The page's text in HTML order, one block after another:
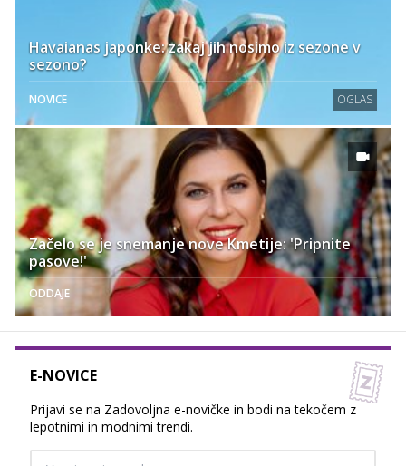
Havaianas japonke: zakaj jih nosimo iz sezone v
sezono?
NOVICE OGLAS
Začelo se je snemanje nove Kmetije: 'Pripnite
pasove!'
ODDAJE
E-NOVICE
Prijavi se na Zadovoljna e-novičke in bodi na tekočem z
lepotnimi in modnimi trendi.